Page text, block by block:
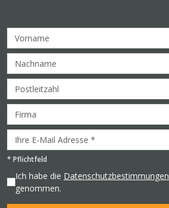
* Pflichtfeld
Ich habe die Datenschutzbestimmungen
genommen.